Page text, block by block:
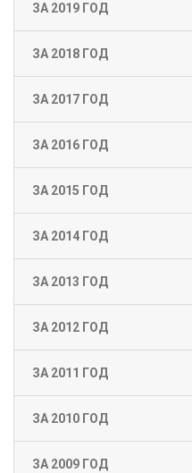
ЗА 2019 ГОД
ЗА 2018 ГОД
ЗА 2017 ГОД
ЗА 2016 ГОД
ЗА 2015 ГОД
ЗА 2014 ГОД
ЗА 2013 ГОД
ЗА 2012 ГОД
ЗА 2011 ГОД
ЗА 2010 ГОД
ЗА 2009 ГОД